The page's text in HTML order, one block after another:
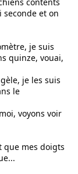
et on
je suis
quinze, vouai,
je les suis
le
voyons voir
que mes doigts